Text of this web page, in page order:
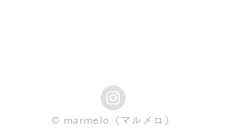
© marmelo（マルメロ）